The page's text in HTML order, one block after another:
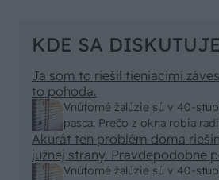
KDE SA DISKUTUJE
Vnútorné žalúzie sú v 40-
pasca: Prečo z okna robia
vyriešiť za pár eur?
Ja som to riešil tieniacimi
to pohoda.
Vnútorné žalúzie sú v 40-
Akurát ten problém doma
južnej strany. Pravdepodobne
vonkajšieho tienenia na